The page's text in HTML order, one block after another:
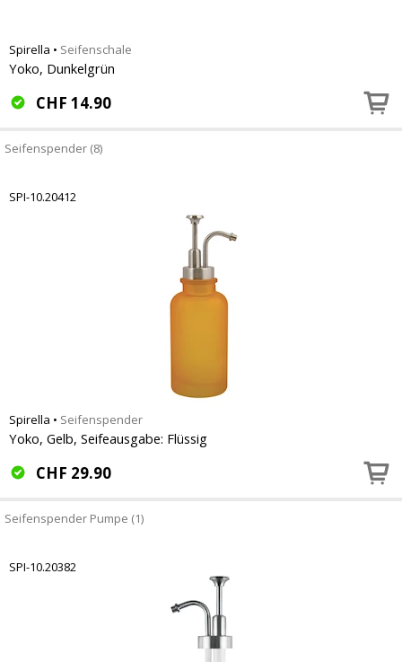
Spirella • Seifenschale
Yoko, Dunkelgrün
CHF 14.90
Seifenspender (8)
SPI-10.20412
Spirella • Seifenspender
Yoko, Gelb, Seifeausgabe: Flüssig
CHF 29.90
Seifenspender Pumpe (1)
SPI-10.20382